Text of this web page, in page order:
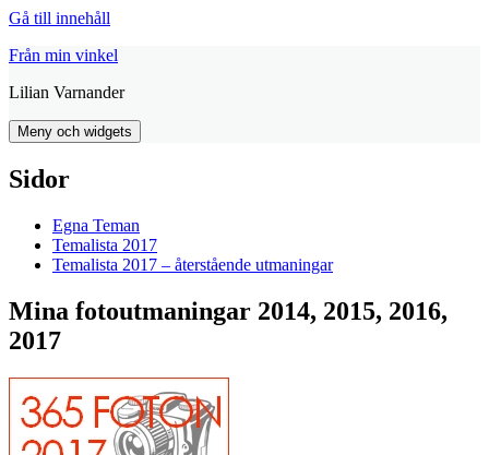
Gå till innehåll
Från min vinkel
Lilian Varnander
Meny och widgets
Sidor
Egna Teman
Temalista 2017
Temalista 2017 – återstående utmaningar
Mina fotoutmaningar 2014, 2015, 2016,
2017